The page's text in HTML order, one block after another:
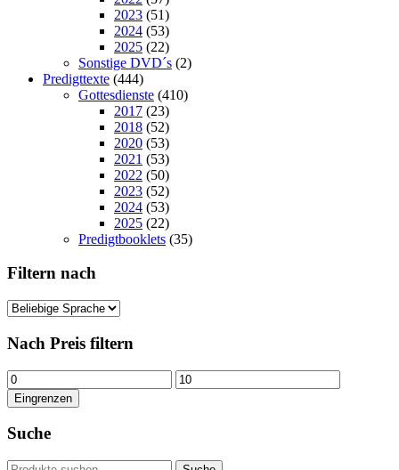
2023 (51)
2024 (53)
2025 (22)
Sonstige DVD´s (2)
Predigttexte (444)
Gottesdienste (410)
2017 (23)
2018 (52)
2020 (53)
2021 (53)
2022 (50)
2023 (52)
2024 (53)
2025 (22)
Predigtbooklets (35)
Filtern nach
Nach Preis filtern
Min.
Preis
Max.
Preis
Eingrenzen
Suche
Suchen